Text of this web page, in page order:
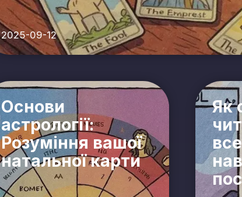
2025-09-12
Основи
астрології:
Розуміння вашої
натальної карти
Як